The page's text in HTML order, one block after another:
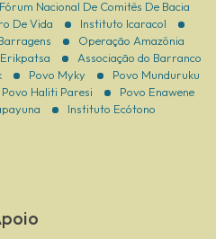
Fórum Nacional De Comitês De Bacia
De Vida
Instituto Icaracol
Operação Amazônia
Associação do Barranco
Povo Myky
Povo Munduruku
Povo Haliti Paresi
Povo Enawene
Instituto Ecótono